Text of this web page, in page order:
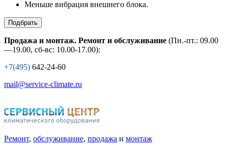
Меньше вибрация внешнего блока.
Подбрать
Продажа и монтаж. Ремонт и обслуживание (Пн.-пт.: 09.00
—19.00, сб-вс: 10.00-17.00):
+7(495) 642-24-60
mail@service-climate.ru
Ремонт, обслуживание, продажа и монтаж